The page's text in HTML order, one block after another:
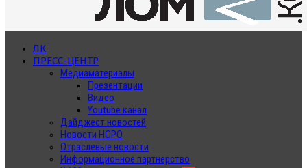
ЛК
ПРЕСС-ЦЕНТР
Медиаматериалы
Презентации
Видео
Youtube канал
Дайджест новостей
Новости НСРО
Отраслевые новости
Информационное партнерство